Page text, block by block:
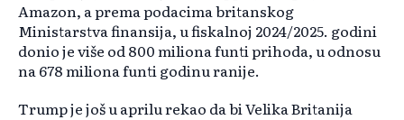
Amazon, a prema podacima britanskog
Ministarstva finansija, u fiskalnoj 2024/2025. godini
donio je više od 800 miliona funti prihoda, u odnosu
na 678 miliona funti godinu ranije.
Trump je još u aprilu rekao da bi Velika Britanija